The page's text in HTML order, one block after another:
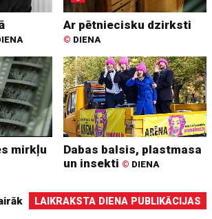
Ar pētniecisku dzirksti
© DIENA
mirkļu
Dabas balsis, plastmasa
un insekti © DIENA
LAIKRAKSTA DIENA PUBLIKĀCIJAS